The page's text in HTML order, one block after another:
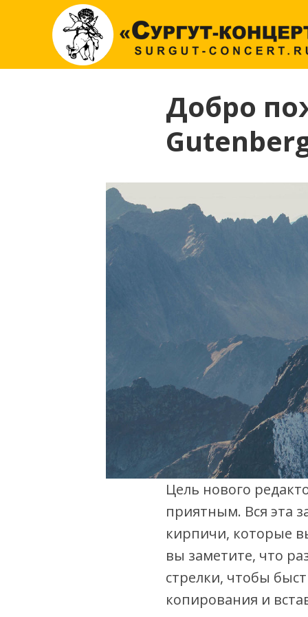
Добро
Цель нового
приятным. Вся эта
кирпичи, которые
вы заметите, что
стрелки, чтобы
копирования и